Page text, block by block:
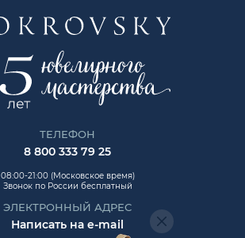
ТЕЛЕФОН
8 800 333 79 25
08:00-21:00 (Московское время)
Звонок по России бесплатный
ЭЛЕКТРОННЫЙ АДРЕС
Написать на e-mail